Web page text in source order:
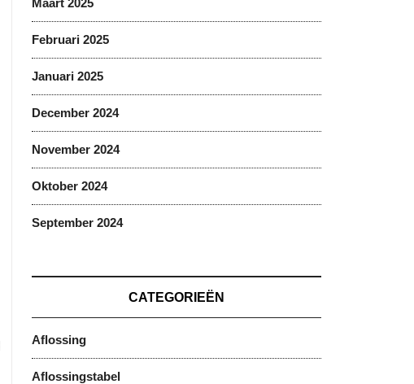
Maart 2025
Februari 2025
Januari 2025
December 2024
November 2024
Oktober 2024
September 2024
CATEGORIEËN
Aflossing
Aflossingstabel